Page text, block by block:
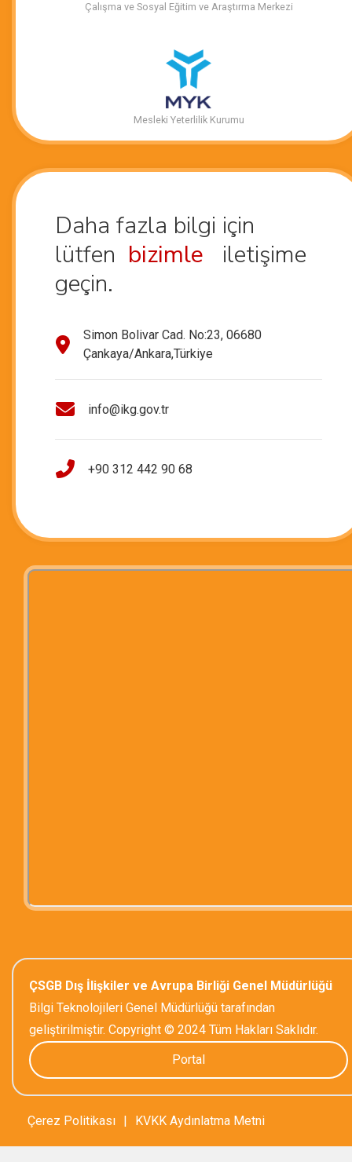
Çalışma ve Sosyal Eğitim ve Araştırma Merkezi
Mesleki Yeterlilik Kurumu
Daha fazla bilgi için
lütfen bizimle
iletişime
geçin.
Simon Bolivar Cad. No:23, 06680
Çankaya/Ankara,Türkiye
info@ikg.gov.tr
+90 312 442 90 68
ÇSGB Dış İlişkiler ve Avrupa Birliği Genel Müdürlüğü
Bilgi Teknolojileri Genel Müdürlüğü tarafından
geliştirilmiştir. Copyright © 2024 Tüm Hakları Saklıdır.
Portal
Çerez Politikası KVKK Aydınlatma Metni